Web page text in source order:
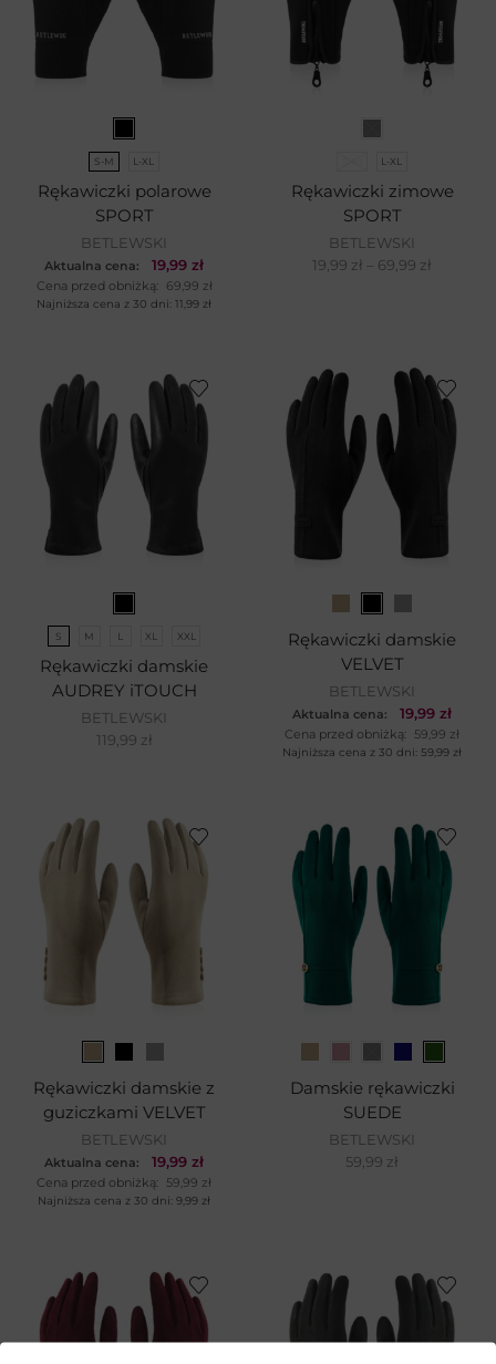
S-M L-XL
Rękawiczki polarowe
SPORT
BETLEWSKI
Aktualna cena: 19,99 zł
Cena przed obniżką: 69,99 zł
Najniższa cena z 30 dni: 11,99 zł
L-XL
Rękawiczki zimowe
SPORT
BETLEWSKI
19,99 zł – 69,99 zł
S M L XL XXL
Rękawiczki damskie
AUDREY iTOUCH
BETLEWSKI
119,99 zł
Rękawiczki damskie
VELVET
BETLEWSKI
Aktualna cena: 19,99 zł
Cena przed obniżką: 59,99 zł
Najniższa cena z 30 dni: 59,99 zł
Rękawiczki damskie z
guziczkami VELVET
BETLEWSKI
Aktualna cena: 19,99 zł
Cena przed obniżką: 59,99 zł
Najniższa cena z 30 dni: 9,99 zł
Damskie rękawiczki
SUEDE
BETLEWSKI
59,99 zł